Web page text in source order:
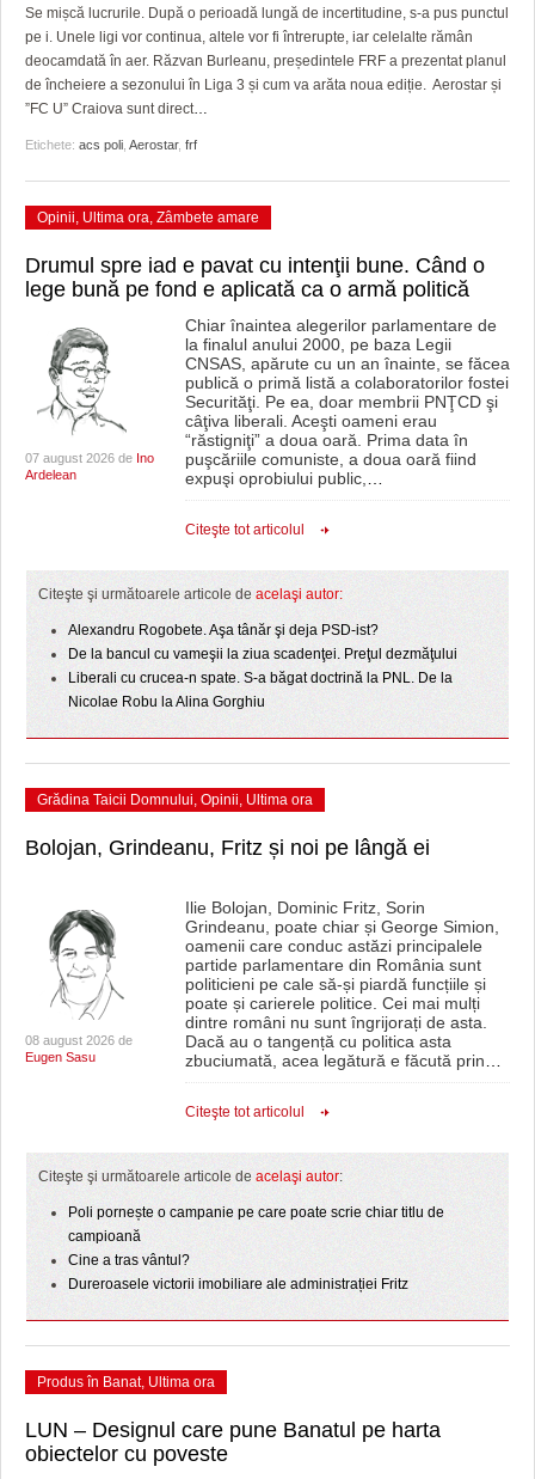
GRĂDINA TAICII DOMNULUI
ZIARISTU’ DE TERASĂ
CU OIŞTEA-N KIERKEGAARD
FINANŢĂRI DE LA A LA Z
CRONICĂ DE FILM
UNDE MERGEM
FILME DOCUMENTARE
CLIPURI VIDEO
ACCIDENTE
ANUNŢURI
INFO SI UTILE
CULTURA
FILME DOCUMENTARE
CLIPURI VIDEO
JOCURI ONLINE
HARTA TIMIŞOAREI
LICEE, ŞCOLI ŞI GRĂDINIŢE DIN TIMIŞ
PRIMĂRIILE DIN TIMIŞ
SFATUL MEDICULUI
SFATURI JURIDICE
Se mișcă lucrurile. După o perioadă lungă de incertitudine, s-a pus punctul
pe i. Unele ligi vor continua, altele vor fi întrerupte, iar celelalte rămân
deocamdată în aer. Răzvan Burleanu, președintele FRF a prezentat planul
de încheiere a sezonului în Liga 3 și cum va arăta noua ediție. Aerostar și
”FC U” Craiova sunt direct…
Etichete: acs poli Aerostar, frf
Opinii, Ultima ora, Zâmbete amare
Drumul spre iad e pavat cu intenţii bune. Când o
lege bună pe fond e aplicată ca o armă politică
07 august 2026 de Ino
Ardelean
Chiar înaintea alegerilor parlamentare de
la finalul anului 2000, pe baza Legii
CNSAS, apărute cu un an înainte, se făcea
publică o primă listă a colaboratorilor fostei
Securităţi. Pe ea, doar membrii PNŢCD şi
câţiva liberali. Aceşti oameni erau
“răstigniţi” a doua oară. Prima data în
puşcăriile comuniste, a doua oară fiind
expuşi oprobiului public,…
Citeşte tot articolul
Citeşte şi următoarele articole de acelaşi autor:
Alexandru Rogobete. Aşa tânăr şi deja PSD-ist?
De la bancul cu vameşii la ziua scadenţei. Preţul dezmăţului
Liberali cu crucea-n spate. S-a băgat doctrină la PNL. De la
Nicolae Robu la Alina Gorghiu
Grădina Taicii Domnului, Opinii, Ultima ora
Bolojan, Grindeanu, Fritz și noi pe lângă ei
08 august 2026 de
Eugen Sasu
Ilie Bolojan, Dominic Fritz, Sorin
Grindeanu, poate chiar și George Simion,
oamenii care conduc astăzi principalele
partide parlamentare din România sunt
politicieni pe cale să-și piardă funcțiile și
poate și carierele politice. Cei mai mulți
dintre români nu sunt îngrijorați de asta.
Dacă au o tangență cu politica asta
zbuciumată, acea legătură e făcută prin…
Citeşte tot articolul
Citeşte şi următoarele articole de acelaşi autor:
Poli pornește o campanie pe care poate scrie chiar titlu de
campioană
Cine a tras vântul?
Dureroasele victorii imobiliare ale administrației Fritz
Produs în Banat, Ultima ora
LUN – Designul care pune Banatul pe harta
obiectelor cu poveste